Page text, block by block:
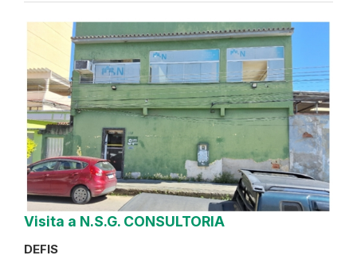
Visita a N.S.G. CONSULTORIA
DEFIS